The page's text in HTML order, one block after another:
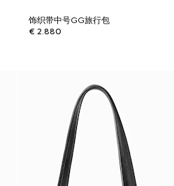
饰织带中号GG旅行包
€ 2.880